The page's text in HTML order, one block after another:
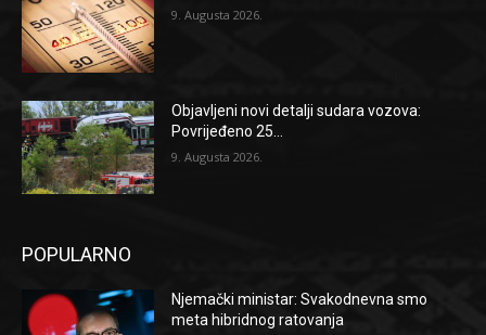
9. Augusta 2026.
Objavljeni novi detalji sudara vozova:
Povrijeđeno 25...
9. Augusta 2026.
POPULARNO
Njemački ministar: Svakodnevna smo
meta hibridnog ratovanja